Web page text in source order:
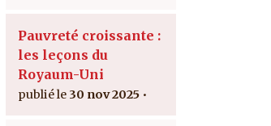
Pauvreté croissante :
les leçons du
Royaum-Uni
30 nov 2025